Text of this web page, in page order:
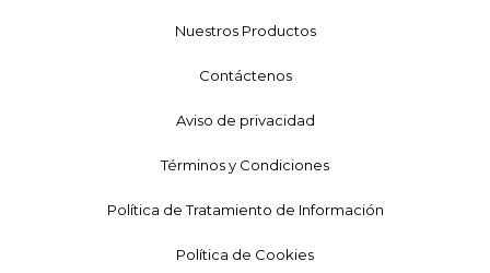
Nuestros Productos
Contáctenos
Aviso de privacidad
Términos y Condiciones
Política de Tratamiento de Información
Política de Cookies